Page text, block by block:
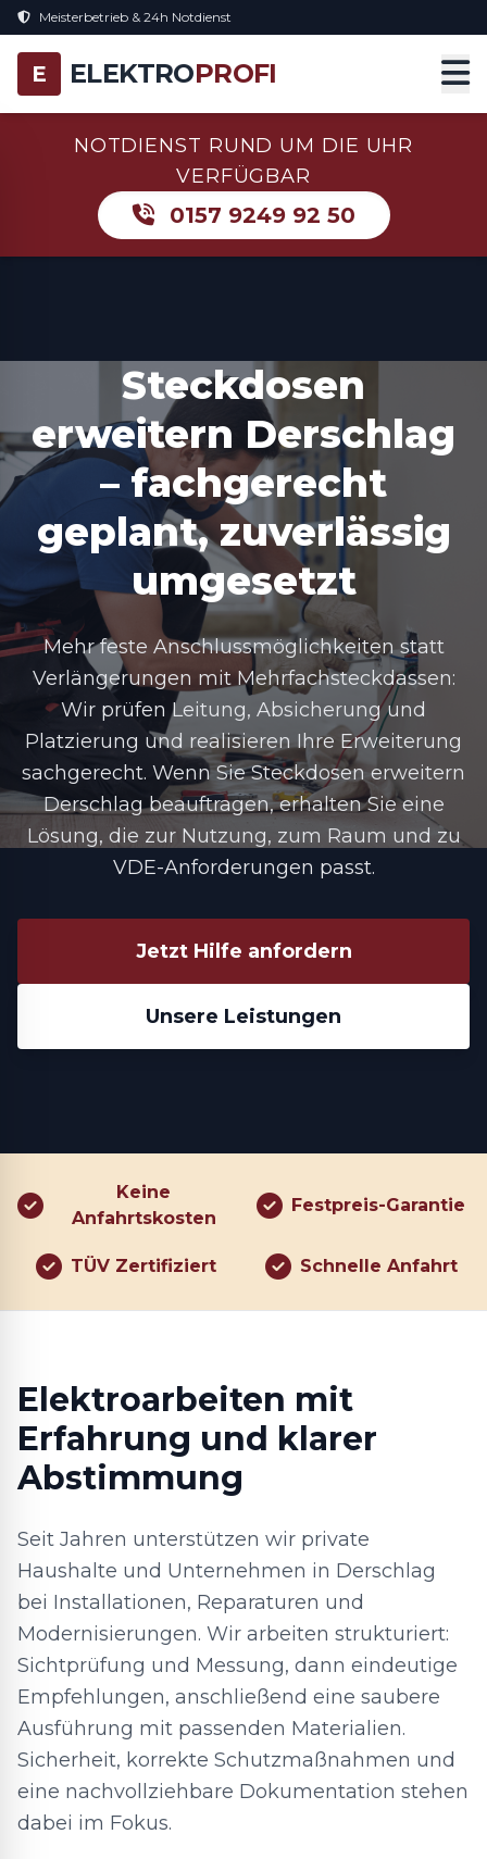
Meisterbetrieb & 24h Notdienst
E ELEKTROPROFI
NOTDIENST RUND UM DIE UHR
VERFÜGBAR
0157 9249 92 50
Steckdosen
erweitern Derschlag
– fachgerecht
geplant, zuverlässig
umgesetzt
Mehr feste Anschlussmöglichkeiten statt
Verlängerungen mit Mehrfachsteckdassen:
Wir prüfen Leitung, Absicherung und
Platzierung und realisieren Ihre Erweiterung
sachgerecht. Wenn Sie Steckdosen erweitern
Derschlag beauftragen, erhalten Sie eine
Lösung, die zur Nutzung, zum Raum und zu
VDE-Anforderungen passt.
Jetzt Hilfe anfordern
Unsere Leistungen
Keine
Anfahrtskosten
Festpreis-Garantie
TÜV Zertifiziert Schnelle Anfahrt
Elektroarbeiten mit
Erfahrung und klarer
Abstimmung
Seit Jahren unterstützen wir private
Haushalte und Unternehmen in Derschlag
bei Installationen, Reparaturen und
Modernisierungen. Wir arbeiten strukturiert:
Sichtprüfung und Messung, dann eindeutige
Empfehlungen, anschließend eine saubere
Ausführung mit passenden Materialien.
Sicherheit, korrekte Schutzmaßnahmen und
eine nachvollziehbare Dokumentation stehen
dabei im Fokus.